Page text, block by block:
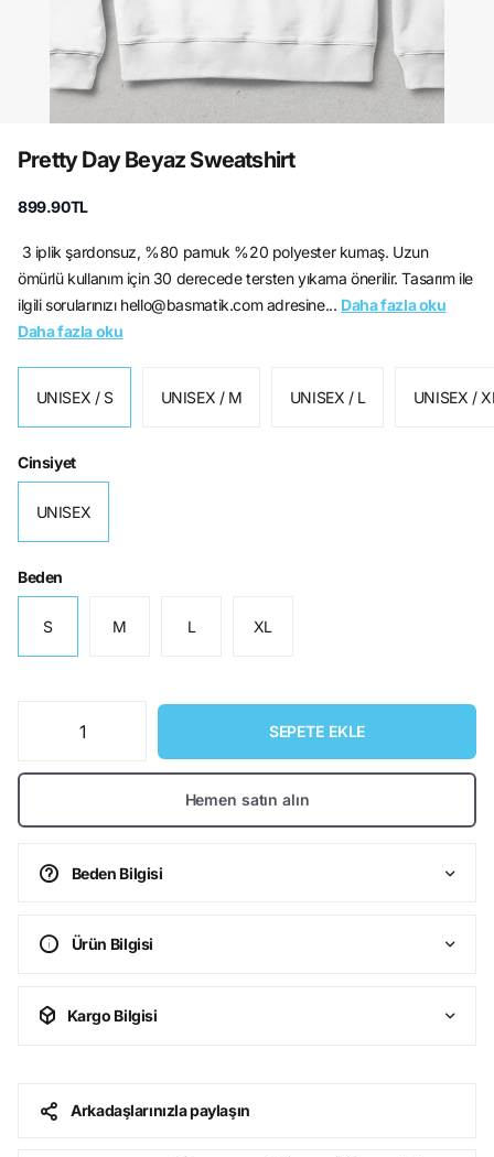
Pretty Day Beyaz Sweatshirt
899.90TL
3 iplik şardonsuz, %80 pamuk %20 polyester kumaş. Uzun
ömürlü kullanım için 30 derecede tersten yıkama önerilir. Tasarım ile
ilgili sorularınızı hello@basmatik.com adresine... Daha fazla oku
Daha fazla oku
UNISEX / S UNISEX / M UNISEX / L UNISEX /
Cinsiyet
UNISEX
Beden
S M L XL
SEPETE EKLE
Hemen satın alın
Beden Bilgisi
Ürün Bilgisi
Kargo Bilgisi
Arkadaşlarınızla paylaşın